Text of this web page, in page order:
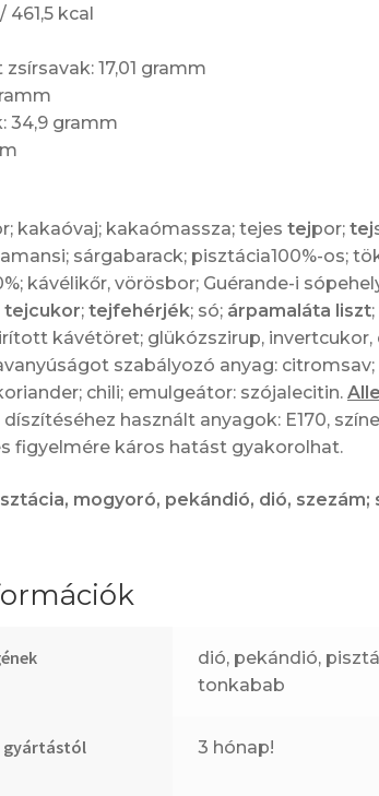
461,5 kcal
17,01 gramm
34,9 gramm
kakaóvaj; kakaómassza; tejestejpor;tej
sárgabarack; pisztácia100%-os;
kávélikőr, vörösbor; Guérande-i
tejcukor;tejfehérjék; só; árpamaláta liszt
kávétöret; glükózszirup,
szabályozó anyag:
chili; emulgeátor: szójalecitin.
használt anyagok: E170,
figyelmére káros hatást gyakorolhat.
mogyoró, pekándió, dió, szezám;
dió, pekándió,
tonkabab
gyártástól
3 hónap!